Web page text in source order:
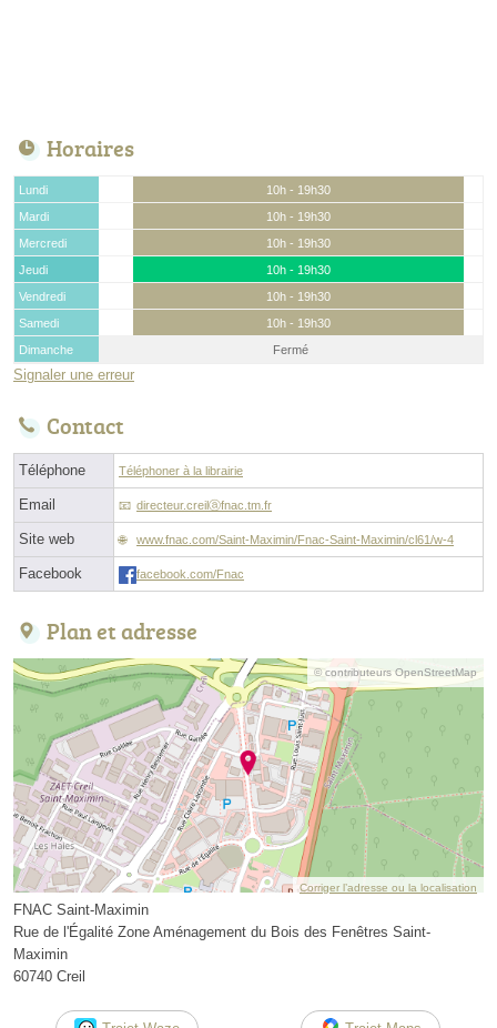
Horaires
Lundi
10h - 19h30
Mardi
10h - 19h30
Mercredi
10h - 19h30
Jeudi
10h - 19h30
Vendredi
10h - 19h30
Samedi
10h - 19h30
Dimanche
Fermé
Signaler une erreur
Contact
Téléphone Téléphoner à la librairie
Email directeur.creilⓐfnac.tm.fr
Site web www.fnac.com/Saint-Maximin/Fnac-Saint-Maximin/cl61/w-4
Facebook facebook.com/Fnac
Plan et adresse
© contributeurs OpenStreetMap
Corriger l’adresse ou la localisation
FNAC Saint-Maximin
Rue de l'Égalité Zone Aménagement du Bois des Fenêtres Saint-
Maximin
60740 Creil